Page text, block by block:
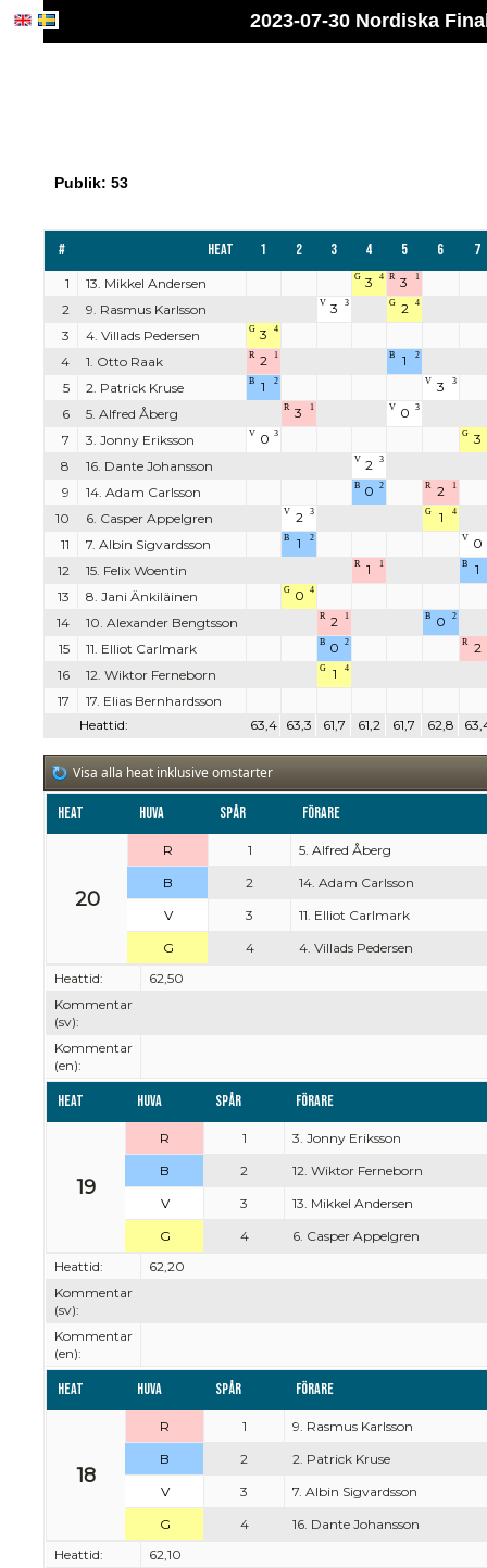
2023-07-30 Nordiska
Publik: 53
# Heat 1 2 3 4 5 6 7
1 13. Mikkel Andersen G 3 4 R 3 1
2 9. Rasmus Karlsson V 3 3 G 2 4
3 4. Villads Pedersen G 3 4
4 1. Otto Raak R 2 1 B 1 2
5 2. Patrick Kruse B 1 2 V 3 3
6 5. Alfred Åberg R 3 1 V 0 3
7 3. Jonny Eriksson V 0 3 G 3
8
16. Dante Johansson V 2 3
9 14. Adam Carlsson B 0 2 R 2 1
10 6. Casper Appelgren V 2 3 G 1 4
11 7. Albin Sigvardsson B 1 2 V 0
12
15. Felix Woentin R 1 1 B
1
13
8. Jani Änkiläinen G 0 4
14 10. Alexander Bengtsson R 2 1 B 0 2
15 11. Elliot Carlmark B 0 2 R
2
16
12. Wiktor Ferneborn G 1 4
17
17. Elias Bernhardsson
Heattid:
63,4 63,3 61,7 61,2 61,7 62,8
Visa alla heat inklusive omstarter
Heat Huva Spår Förare
20
R 1
5. Alfred Åberg
B
2
14. Adam Carlsson
V
3
11. Elliot Carlmark
G
4
4. Villads Pedersen
Heattid:
62,50
Kommentar
(sv):
Kommentar
(en):
Heat Huva Spår Förare
19
R 1
3. Jonny Eriksson
B
2
12. Wiktor Ferneborn
V
3
13. Mikkel Andersen
G
4
6. Casper Appelgren
Heattid:
62,20
Kommentar
(sv):
Kommentar
(en):
Heat Huva Spår Förare
18
R 1
9. Rasmus Karlsson
B
2
2. Patrick Kruse
V
3
7. Albin Sigvardsson
G
4
16. Dante Johansson
Heattid:
62,10